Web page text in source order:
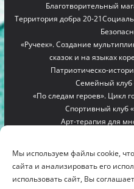
Мы используем файлы cookie,
сайта и анализировать его
использовать сайт, Вы
Благотворительный
Территория добра 20-21
«Ручеек». Создание
сказок и на языках
Патриотическо-
Семейный клуб
«По следам героев». Цикл
Спортивный клуб
Арт-терапия для
Copyright © 2012-2026
"РОДНИК".
Благотворительный фонд